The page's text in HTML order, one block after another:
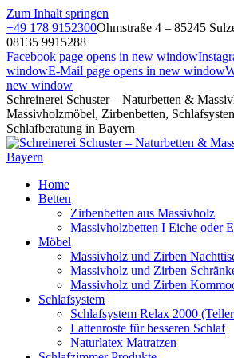
Zum Inhalt springen
+49 178 9152300Ohmstraße 4 – 85245
08135 9915288
Facebook page opens in new window
windowE-Mail page opens in new window
new window
Schreinerei Schuster – Naturbetten &
Massivholzmöbel, Zirbenbetten,
Schlafberatung in Bayern
Home
Betten
Zirbenbetten aus Massivholz
Massivholzbetten I Eiche oder
Möbel
Massivholz und Zirben
Massivholz und Zirben
Massivholz und Zirben
Schlafsystem
Schlafsystem Relax 2000
Lattenroste für besseren Schlaf
Naturlatex Matratzen